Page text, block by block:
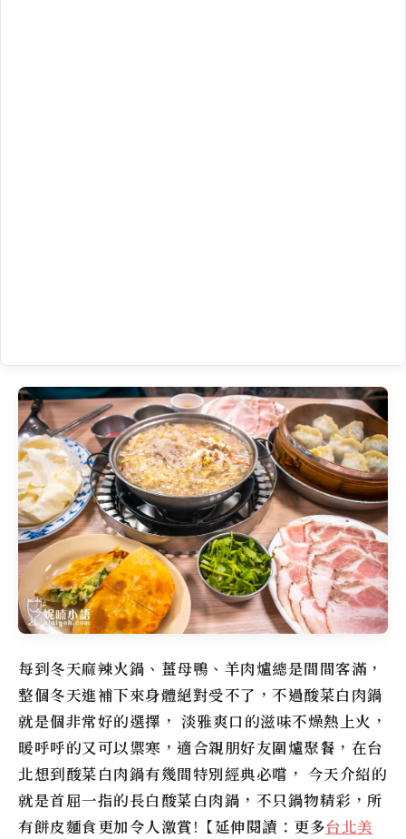
每到冬天麻辣火鍋、薑母鴨、羊肉爐總是間間客滿，
整個冬天進補下來身體絕對受不了，不過酸菜白肉鍋
就是個非常好的選擇， 淡雅爽口的滋味不燥熱上火，
暖呼呼的又可以禦寒，適合親朋好友圍爐聚餐，在台
北想到酸菜白肉鍋有幾間特別經典必嚐， 今天介紹的
就是首屈一指的長白酸菜白肉鍋，不只鍋物精彩，所
有餅皮麵食更加令人激賞!【延伸閱讀：更多台北美